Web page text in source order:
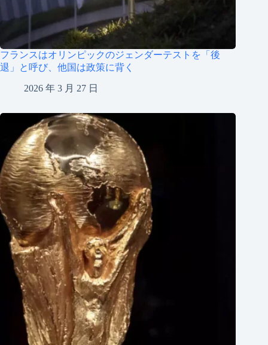
フランスはオリンピックのジェンダーテストを「後
退」と呼び、他国は政策に背く
2026 年 3 月 27 日